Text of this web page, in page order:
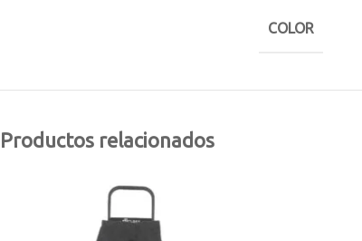
COLOR
Productos relacionados